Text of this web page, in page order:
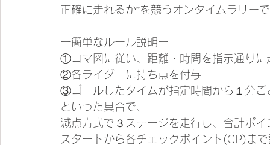
正確に走れるか”を競うオンタイムラリー
ー簡単なルール説明ー
①コマ図に従い、距離・時間を指示通りに
②各ライダーに持ち点を付与
③ゴールしたタイムが指定時間から１分
といった具合で、
減点方式で３ステージを走行し、合計ポ
スタートから各チェックポイント(CP)ま